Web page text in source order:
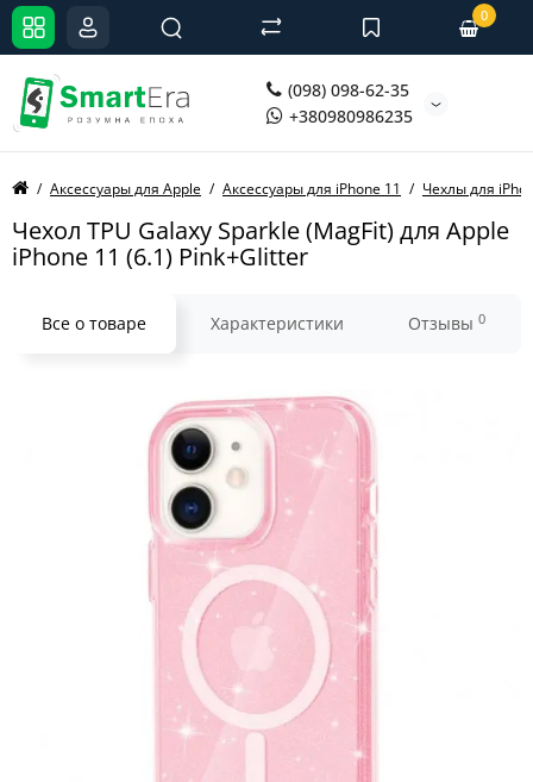
(098) 098-62-35
+380980986235
0
Аксессуары для Apple Аксессуары для iPhone 11 Чехлы для
Чехол TPU Galaxy Sparkle (MagFit) для Apple
iPhone 11 (6.1) Pink+Glitter
Все о товаре Характеристики Отзывы 0